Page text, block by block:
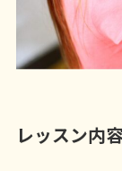
レッスン内